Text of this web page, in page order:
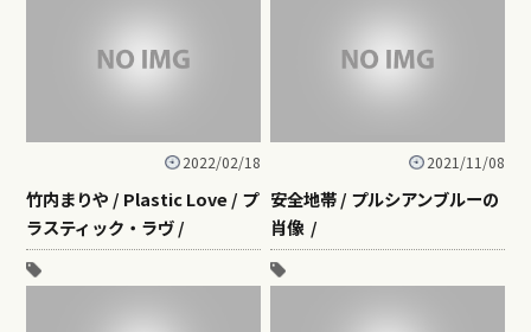
2022/02/18
竹内まりや / Plastic Love / プ
ラスティック・ラヴ /
2021/11/08
安全地帯 / プルシアンブルーの
肖像 /